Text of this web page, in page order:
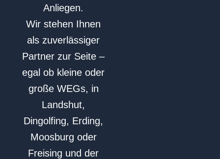
Anliegen.
Wir stehen Ihnen
als zuverlässiger
Partner zur Seite –
egal ob kleine oder
große WEGs, in
Landshut,
Dingolfing, Erding,
Moosburg oder
Freising und der